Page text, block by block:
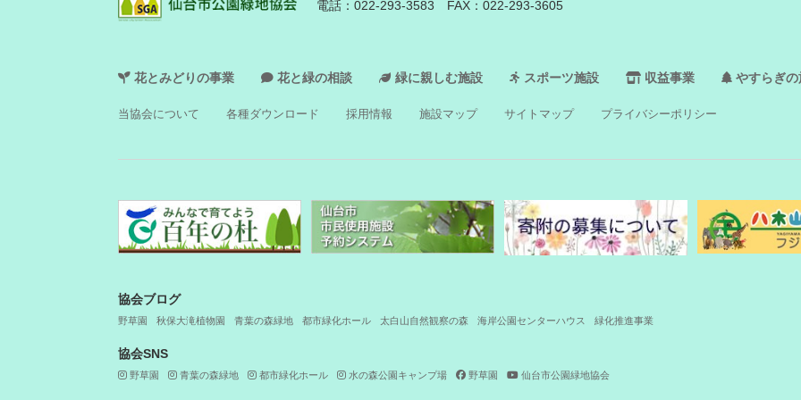
電話： 022-293-3583 FAX：022-293-3605
花とみどりの事業 花と緑の相談 緑に親しむ施設 スポーツ施設 収益事業 やすらぎの
当協会について 各種ダウンロード 採用情報 施設マップ サイトマップ プライバシーポリシー
協会ブログ
野草園 秋保大滝植物園 青葉の森緑地 都市緑化ホール 太白山自然観察の森 海岸公園センターハウス 緑化推進事業
協会SNS
野草園 青葉の森緑地 都市緑化ホール 水の森公園キャンプ場 野草園 仙台市公園緑地協会